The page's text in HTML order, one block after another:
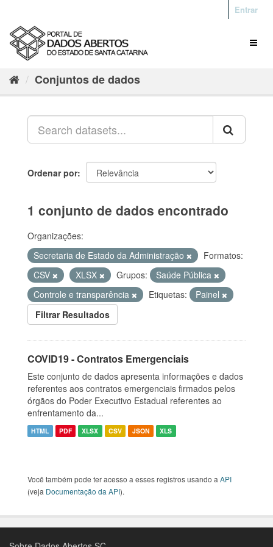
Entrar
Conjuntos de dados
Ordenar por
1 conjunto de dados encontrado
Organizações:
Secretaria de Estado da Administração
Formatos:
CSV
XLSX Grupos:
Saúde Pública
Controle e transparência
Etiquetas:
Painel
Filtrar Resultados
COVID19 - Contratos Emergenciais
Este conjunto de dados apresenta informações e dados
referentes aos contratos emergenciais firmados pelos
órgãos do Poder Executivo Estadual referentes ao
enfrentamento da...
HTML PDF XLSX CSV JSON XLS
Você também pode ter acesso a esses registros usando a API
(veja Documentação da API).